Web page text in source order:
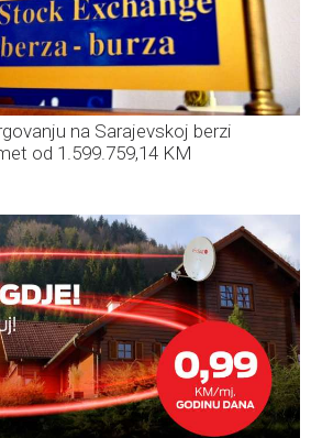
na Sarajevskoj berzi
od 1.599.759,14 KM